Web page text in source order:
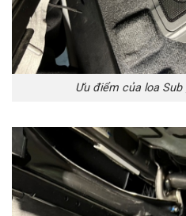
Ưu điểm của loa Sub